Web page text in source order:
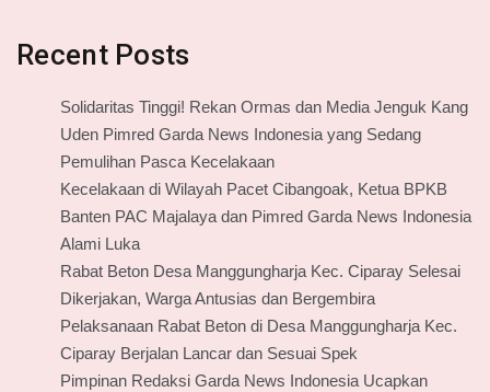
Recent Posts
Solidaritas Tinggi! Rekan Ormas dan Media Jenguk Kang
Uden Pimred Garda News Indonesia yang Sedang
Pemulihan Pasca Kecelakaan
Kecelakaan di Wilayah Pacet Cibangoak, Ketua BPKB
Banten PAC Majalaya dan Pimred Garda News Indonesia
Alami Luka
Rabat Beton Desa Manggungharja Kec. Ciparay Selesai
Dikerjakan, Warga Antusias dan Bergembira
Pelaksanaan Rabat Beton di Desa Manggungharja Kec.
Ciparay Berjalan Lancar dan Sesuai Spek
Pimpinan Redaksi Garda News Indonesia Ucapkan